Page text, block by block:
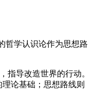
哲学认识论作为思想路
指导改造世界的行动。
论基础；思想路线则